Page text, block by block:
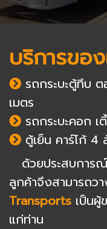
บริการของ
รถกระบะตู้ทึบ
เมตร
รถกระบะคอก
ตู้เย็น คาร์โก้
ด้วยประสบการ
ลูกค้าจึงสามารถวา
Transports เป็นผู้
แก่ท่าน